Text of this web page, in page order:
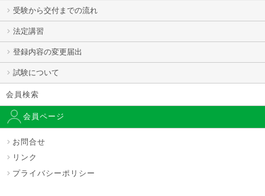
受験から交付までの流れ
法定講習
登録内容の変更届出
試験について
会員検索
会員ページ
お問合せ
リンク
プライバシーポリシー